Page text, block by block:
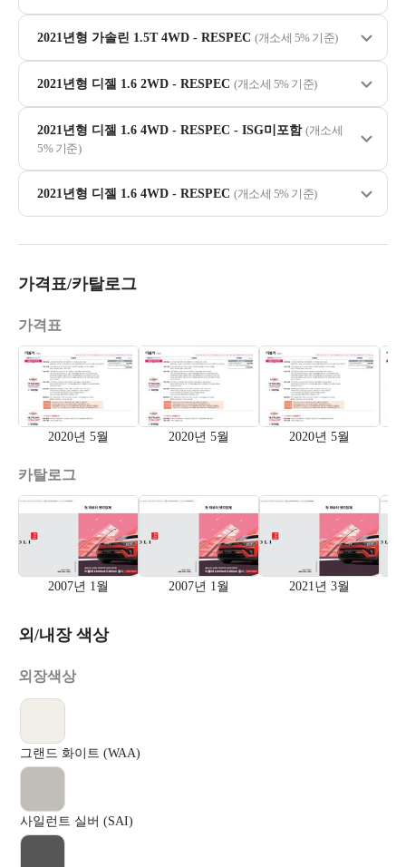
2021년형 가솔린 1.5T 4WD - RESPEC (개소세 5% 기준)
2021년형 디젤 1.6 2WD - RESPEC (개소세 5% 기준)
2021년형 디젤 1.6 4WD - RESPEC - ISG미포함 (개소세
5% 기준)
2021년형 디젤 1.6 4WD - RESPEC (개소세 5% 기준)
가격표/카탈로그
가격표
2020년 5월 2020년 5월 2020년 5월
카탈로그
2007년 1월 2007년 1월 2021년 3월
외/내장 색상
외장색상
그랜드 화이트 (WAA)
사일런트 실버 (SAI)